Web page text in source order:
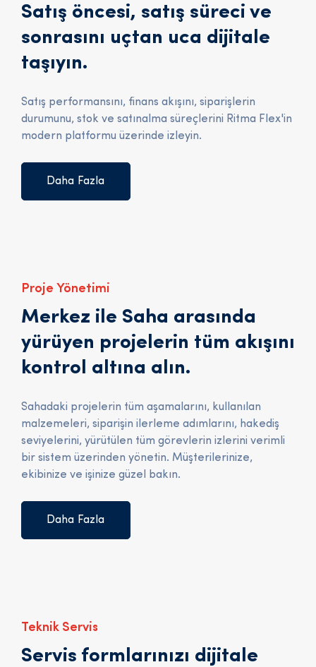
Satış öncesi, satış süreci ve
sonrasını uçtan uca dijitale
taşıyın.
Satış performansını, finans akışını, siparişlerin
durumunu, stok ve satınalma süreçlerini Ritma Flex'in
modern platformu üzerinde izleyin.
Daha Fazla
Proje Yönetimi
Merkez ile Saha arasında
yürüyen projelerin tüm akışını
kontrol altına alın.
Sahadaki projelerin tüm aşamalarını, kullanılan
malzemeleri, siparişin ilerleme adımlarını, hakediş
seviyelerini, yürütülen tüm görevlerin izlerini verimli
bir sistem üzerinden yönetin. Müşterilerinize,
ekibinize ve işinize güzel bakın.
Daha Fazla
Teknik Servis
Servis formlarınızı dijitale